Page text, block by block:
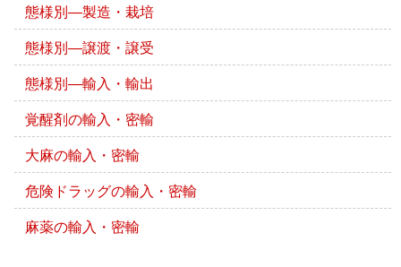
態様別―製造・栽培
態様別―譲渡・譲受
態様別―輸入・輸出
覚醒剤の輸入・密輸
大麻の輸入・密輸
危険ドラッグの輸入・密輸
麻薬の輸入・密輸